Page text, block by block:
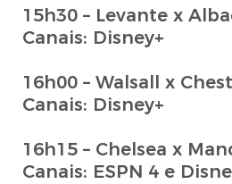
15h30 – Levante x
Canais: Disney+
16h00 – Walsall x
Canais: Disney+
16h15 – Chelsea x
Canais: ESPN 4 e